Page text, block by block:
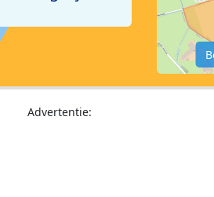
Advertentie: